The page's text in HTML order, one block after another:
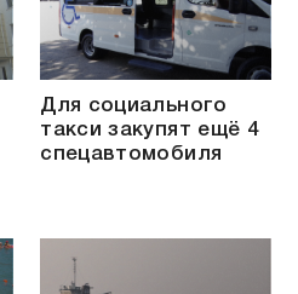
Для социального
такси закупят ещё 4
спецавтомобиля